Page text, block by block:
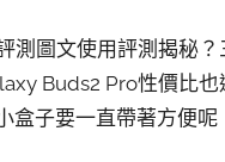
測圖文使用評測揭秘
Buds2 Pro性價比
盒子要一直帶著方便呢